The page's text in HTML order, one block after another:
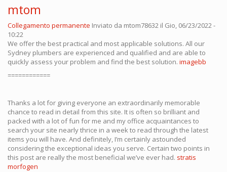
mtom
Collegamento permanente Inviato da mtom78632 il Gio, 06/23/2022 -
10:22
We offer the best practical and most applicable solutions. All our
Sydney plumbers are experienced and qualified and are able to
quickly assess your problem and find the best solution. imagebb
============
Thanks a lot for giving everyone an extraordinarily memorable
chance to read in detail from this site. It is often so brilliant and
packed with a lot of fun for me and my office acquaintances to
search your site nearly thrice in a week to read through the latest
items you will have. And definitely, I’m certainly astounded
considering the exceptional ideas you serve. Certain two points in
this post are really the most beneficial we’ve ever had. stratis
morfogen